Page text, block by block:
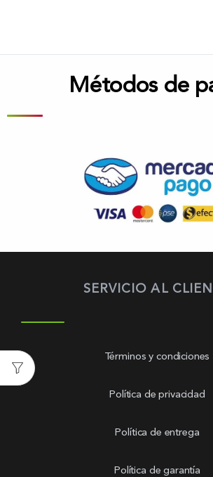
Métodos de
SERVICIO AL
Términos y condiciones
Política de privacidad
Política de entrega
Política de garantía